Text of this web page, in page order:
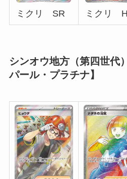
ミクリ SR ミクリ
シンオウ地方（第四世代
パール・プラチナ】